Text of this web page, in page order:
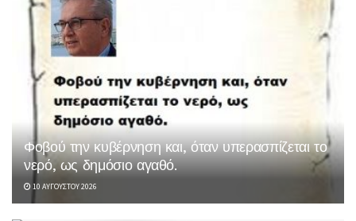
Φοβού την κυβέρνηση και, όταν υπερασπίζεται το
νερό, ως δημόσιο αγαθό.
10 ΑΥΓΟΎΣΤΟΥ 2026